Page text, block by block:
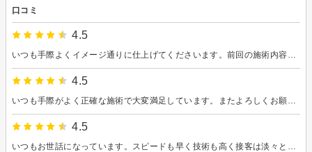
口コミ
4.5
4.5
4.5